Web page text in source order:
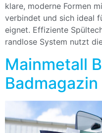
klare, moderne Formen
verbindet und sich ideal
eignet. Effiziente
randlose System nutzt
Mainmetall
Badmagazin